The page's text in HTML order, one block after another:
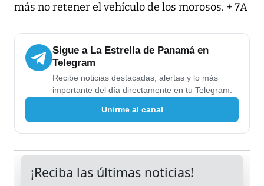
más no retener el vehículo de los morosos. + 7A
Sigue a La Estrella de Panamá en
Telegram
Recibe noticias destacadas, alertas y lo más
importante del día directamente en tu Telegram.
Unirme al canal